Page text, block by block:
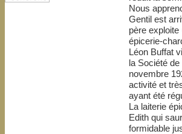
Nous
Gentil est
père exploite
épicerie-
Léon Buffat
la Société
novembre
activité et
ayant été
La laiterie
Edith qui
formidable